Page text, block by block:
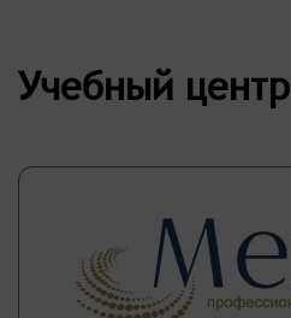
Учебный центр